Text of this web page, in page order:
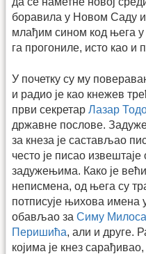
боравила у Новом Саду
млађим сином код њега у
га прогониле, исто као и
У почетку су му
и радио је као кнежев
први секретар Лазар
државне послове.
за кнеза је састављао
често је писао
задужењима. Како је
неписмена, од њега су
потписује њихова имена
обављао за Симу
Перишића, али и друге.
којима је кнез